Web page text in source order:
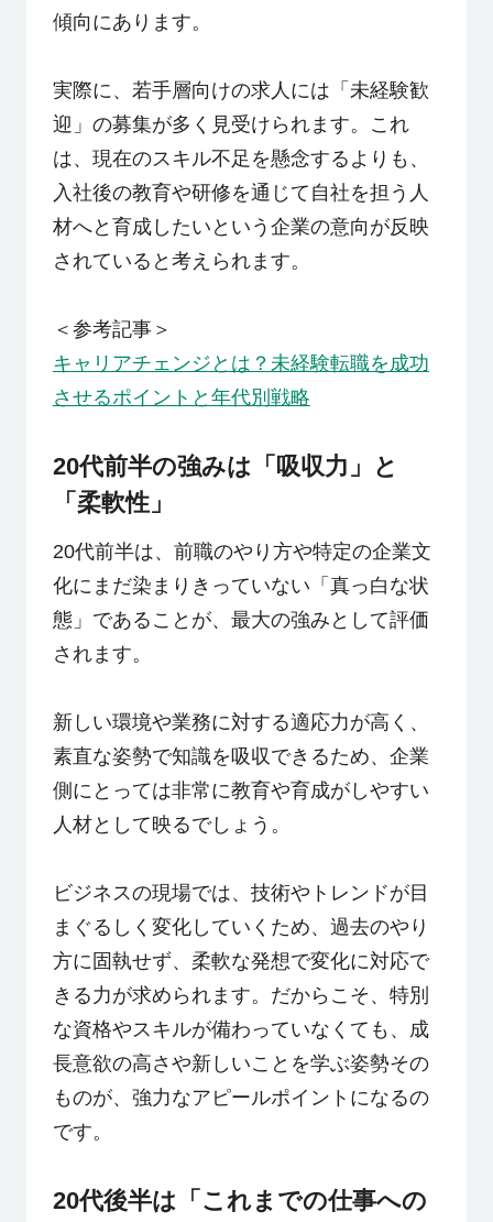
傾向にあります。
実際に、若手層向けの求人には「未経験歓
迎」の募集が多く見受けられます。これ
は、現在のスキル不足を懸念するよりも、
入社後の教育や研修を通じて自社を担う人
材へと育成したいという企業の意向が反映
されていると考えられます。
＜参考記事＞
キャリアチェンジとは？未経験転職を成功
させるポイントと年代別戦略
20代前半の強みは「吸収力」と
「柔軟性」
20代前半は、前職のやり方や特定の企業文
化にまだ染まりきっていない「真っ白な状
態」であることが、最大の強みとして評価
されます。
新しい環境や業務に対する適応力が高く、
素直な姿勢で知識を吸収できるため、企業
側にとっては非常に教育や育成がしやすい
人材として映るでしょう。
ビジネスの現場では、技術やトレンドが目
まぐるしく変化していくため、過去のやり
方に固執せず、柔軟な発想で変化に対応で
きる力が求められます。だからこそ、特別
な資格やスキルが備わっていなくても、成
長意欲の高さや新しいことを学ぶ姿勢その
ものが、強力なアピールポイントになるの
です。
20代後半は「これまでの仕事への